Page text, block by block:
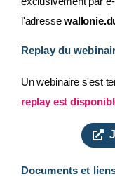
l'adresse
Replay du
Un webinaire s'est
replay est
Documents et